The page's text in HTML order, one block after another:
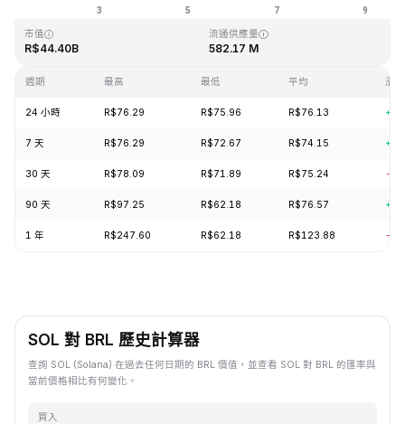
R$0.500801
市值
R$44.40B
流通供應量
582.17 M
週期 最高 最低 平均 漲跌
24 小時 R$76.29 R$75.96 R$76.13
7 天 R$76.29 R$72.67 R$74.15
30 天 R$78.09 R$71.89 R$75.24 -
90 天 R$97.25 R$62.18 R$76.57
1 年 R$247.60 R$62.18 R$123.88 -
SOL 對 BRL 歷史計算器
查詢 SOL (Solana) 在過去任何日期的 BRL 價值，並查看 SOL 對 BRL 的匯率與
當前價格相比有何變化。
買入